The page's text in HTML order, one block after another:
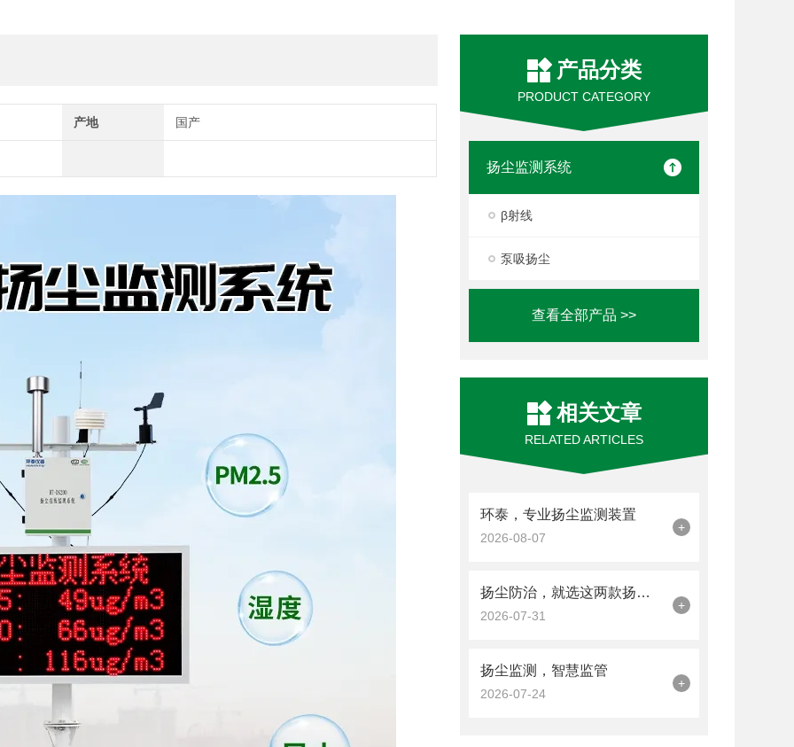
产品分类
PRODUCT CATEGORY
扬尘监测系统
β射线
泵吸扬尘
查看全部产品 >>
相关文章
RELATED ARTICLES
环泰，专业扬尘监测装置
2026-08-07
+
扬尘防治，就选这两款扬尘监测装置
2026-07-31
+
扬尘监测，智慧监管
2026-07-24
+
产地 国产